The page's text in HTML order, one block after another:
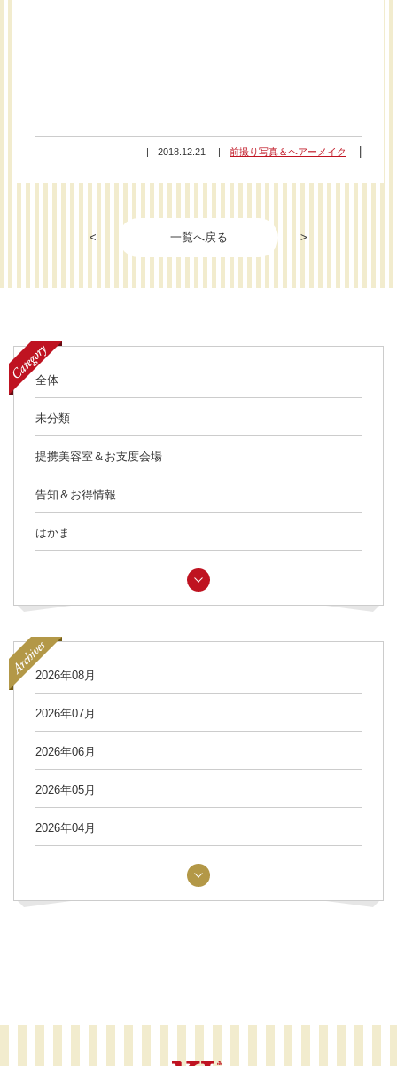
2018.12.21 前撮り写真＆ヘアーメイク
< 一覧へ戻る >
全体
未分類
提携美容室＆お支度会場
告知＆お得情報
はかま
2026年08月
2026年07月
2026年06月
2026年05月
2026年04月